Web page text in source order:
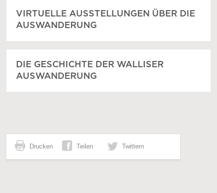
VIRTUELLE AUSSTELLUNGEN ÜBER DIE
AUSWANDERUNG
DIE GESCHICHTE DER WALLISER
AUSWANDERUNG
Drucken Teilen Twittern